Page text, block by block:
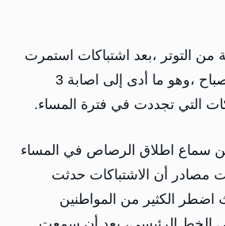
من التوتر ،بعد اشتباكات استمرت
بشكل متقطع منذ الصباح ،وهو ما أدى إلى اصابة 3
التي تجددت في فترة المساء.
سماع اطلاق الرصاص في المساء
أن الاشتباكات حدثت
الكثير من المواطنين